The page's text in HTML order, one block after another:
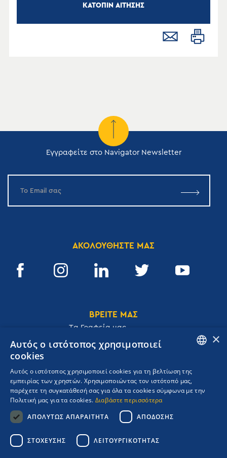
ΚΑΤΟΠΙΝ ΑΙΤΗΣΗΣ
Εγγραφείτε στο Navigator Newsletter
ΑΚΟΛΟΥΘΗΣΤΕ ΜΑΣ
ΒΡΕΙΤΕ ΜΑΣ
Tα Γραφεία μας
Ακαδημίας 32, 106 72, Αθήνα, Ελλάδα
T. +30 210 3609801
F. +30 210 3602001
cruises@navigator.gr
reservations@navigator.gr
Copyrights Navigator ©
ΜΗ.Τ.Ε 0206Ε60000476600
GREEK
×
Αυτός ο ιστότοπος χρησιμοποιεί
cookies
Αυτός ο ιστότοπος χρησιμοποιεί cookies για τη βελτίωση της
εμπειρίας των χρηστών. Χρησιμοποιώντας τον ιστότοπό μας,
παρέχετε τη συγκατάθεσή σας για όλα τα cookies σύμφωνα με την
Πολιτική μας για τα cookies. Διαβάστε περισσότερα
ΑΠΟΛΎΤΩΣ ΑΠΑΡΑΊΤΗΤΑ
ΑΠΌΔΟΣΗΣ
ΣΤΌΧΕΥΣΗΣ ΛΕΙΤΟΥΡΓΙΚΌΤΗΤΑΣ